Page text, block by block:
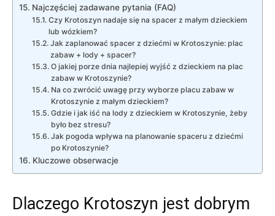
Najczęściej zadawane pytania (FAQ)
Czy Krotoszyn nadaje się na spacer z małym dzieckiem
lub wózkiem?
Jak zaplanować spacer z dziećmi w Krotoszynie: plac
zabaw + lody + spacer?
O jakiej porze dnia najlepiej wyjść z dzieckiem na plac
zabaw w Krotoszynie?
Na co zwrócić uwagę przy wyborze placu zabaw w
Krotoszynie z małym dzieckiem?
Gdzie i jak iść na lody z dzieckiem w Krotoszynie, żeby
było bez stresu?
Jak pogoda wpływa na planowanie spaceru z dziećmi
po Krotoszynie?
Kluczowe obserwacje
Dlaczego Krotoszyn jest dobrym